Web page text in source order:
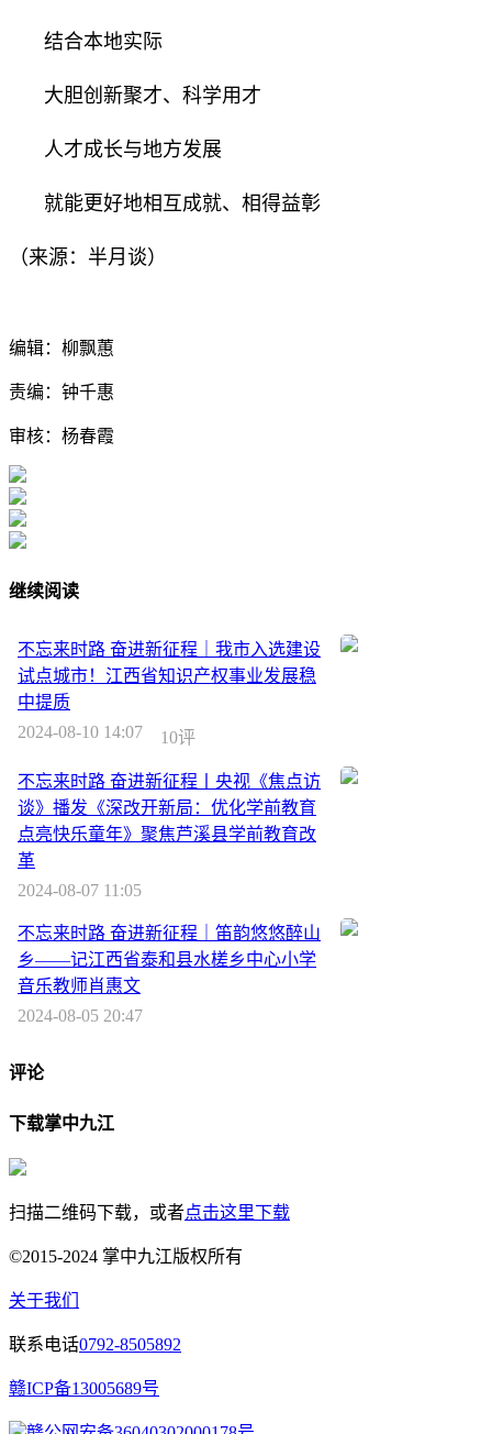
结合本地实际
大胆创新聚才、科学用才
人才成长与地方发展
就能更好地相互成就、相得益彰
（来源：半月谈）
编辑：柳飘蕙
责编：钟千惠
审核：杨春霞
继续阅读
不忘来时路 奋进新征程｜我市入选建设
试点城市！江西省知识产权事业发展稳
中提质
2024-08-10 14:07
10评
不忘来时路 奋进新征程丨央视《焦点访
谈》播发《深改开新局：优化学前教育
点亮快乐童年》聚焦芦溪县学前教育改
革
2024-08-07 11:05
不忘来时路 奋进新征程｜笛韵悠悠醉山
乡——记江西省泰和县水槎乡中心小学
音乐教师肖惠文
2024-08-05 20:47
评论
下载掌中九江
扫描二维码下载，或者点击这里下载
©2015-2024 掌中九江版权所有
关于我们
联系电话0792-8505892
赣ICP备13005689号